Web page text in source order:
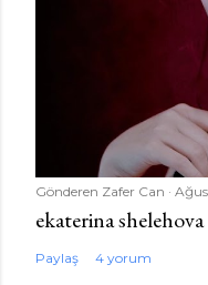
Gönderen Zafer Can
ekaterina shelehova
Paylaş 4 yorum